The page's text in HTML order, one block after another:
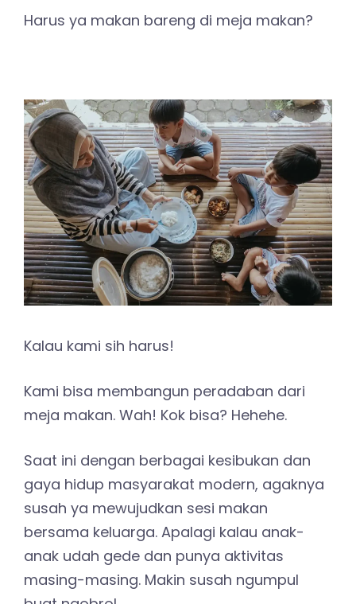
Harus ya makan bareng di meja makan?
Kalau kami sih harus!
Kami bisa membangun peradaban dari
meja makan. Wah! Kok bisa? Hehehe.
Saat ini dengan berbagai kesibukan dan
gaya hidup masyarakat modern, agaknya
susah ya mewujudkan sesi makan
bersama keluarga. Apalagi kalau anak-
anak udah gede dan punya aktivitas
masing-masing. Makin susah ngumpul